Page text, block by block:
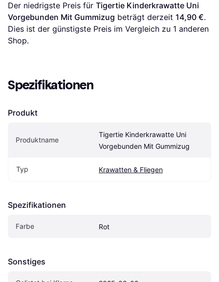
Der niedrigste Preis für Tigertie Kinderkrawatte Uni
Vorgebunden Mit Gummizug beträgt derzeit 14,90 €.
Dies ist der günstigste Preis im Vergleich zu 1 anderen
Shop.
Spezifikationen
Produkt
Produktname
Tigertie Kinderkrawatte Uni
Vorgebunden Mit Gummizug
Typ Krawatten & Fliegen
Spezifikationen
Farbe Rot
Sonstiges